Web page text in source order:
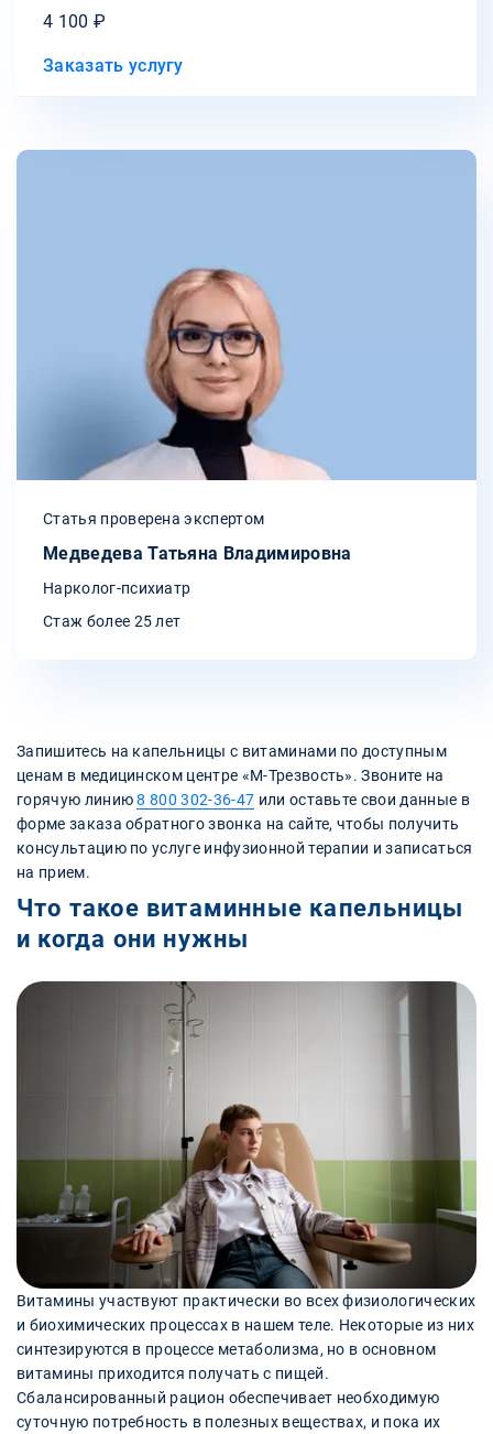
4 100 ₽
Заказать услугу
Статья проверена экспертом
Медведева Татьяна Владимировна
Нарколог-психиатр
Стаж более 25 лет
Запишитесь на капельницы с витаминами по доступным
ценам в медицинском центре «М-Трезвость». Звоните на
горячую линию8 800 302-36-47 или оставьте свои данные в
форме заказа обратного звонка на сайте, чтобы получить
консультацию по услуге инфузионной терапии и записаться
на прием.
Что такое витаминные капельницы
и когда они нужны
Витамины участвуют практически во всех физиологических
и биохимических процессах в нашем теле. Некоторые из них
синтезируются в процессе метаболизма, но в основном
витамины приходится получать с пищей.
Сбалансированный рацион обеспечивает необходимую
суточную потребность в полезных веществах, и пока их